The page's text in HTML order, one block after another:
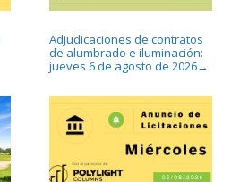
Adjudicaciones de contratos
de alumbrado e iluminación:
jueves 6 de agosto de 2026→